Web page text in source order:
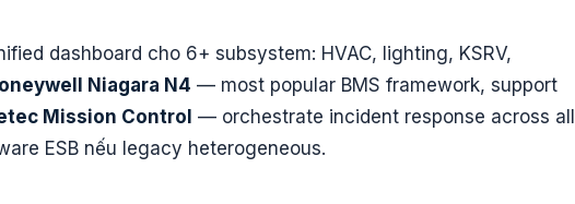
dashboard cho 6+ subsystem: HVAC, lighting, KSRV,
Niagara N4 — most popular BMS framework, support
Mission Control — orchestrate incident response across all
ESB nếu legacy heterogeneous.